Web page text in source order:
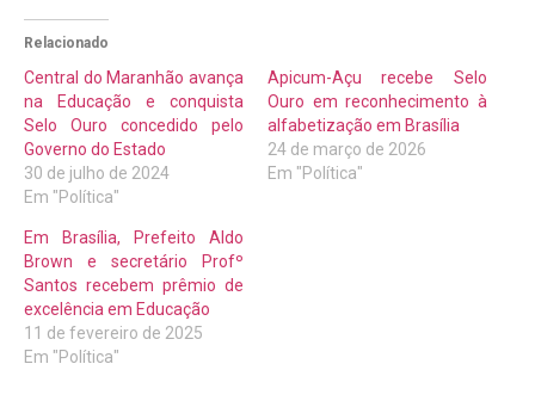
Relacionado
Central do Maranhão avança
na Educação e conquista
Selo Ouro concedido pelo
Governo do Estado
30 de julho de 2024
Em "Política"
Apicum-Açu recebe Selo
Ouro em reconhecimento à
alfabetização em Brasília
24 de março de 2026
Em "Política"
Em Brasília, Prefeito Aldo
Brown e secretário Profº
Santos recebem prêmio de
excelência em Educação
11 de fevereiro de 2025
Em "Política"